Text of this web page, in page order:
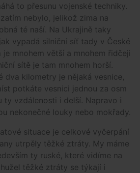
to přesunu vojenské techniky.
nebylo, jelikož zima na
té naší. Na Ukrajině taky
vypadá silniční síť tady v České
mnohem větší a mnohem řidčeji
sítě je tam mnohem horší.
dva kilometry je nějaká vesnice,
potkáte vesnici jednou za osm
ty vzdálenosti i delší. Napravo i
nekonečné louky nebo mokřady.
situace je celkové vyčerpání
utrpěly těžké ztráty. My máme
ty ruské, které vidíme na
těžké ztráty se týkají i